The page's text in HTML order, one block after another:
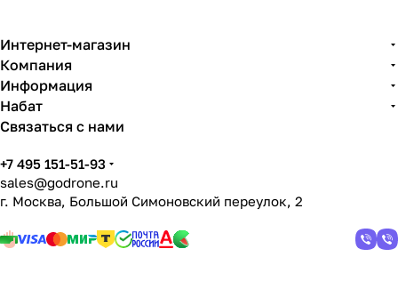
Интернет-магазин
Компания
Информация
Набат
Связаться с нами
+7 495 151-51-93
sales@godrone.ru
г. Москва, Большой Симоновский переулок, 2